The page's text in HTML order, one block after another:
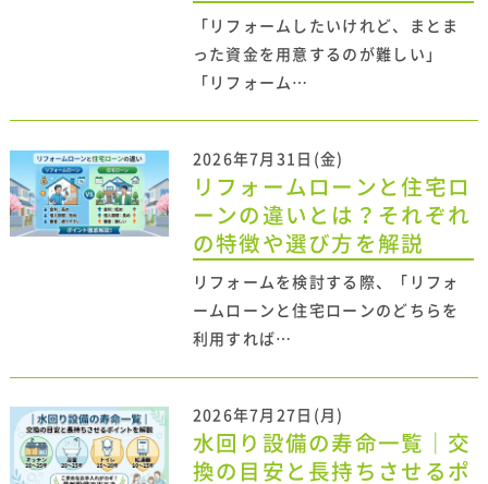
「リフォームしたいけれど、まとま
った資金を用意するのが難しい」
「リフォーム…
2026年7月31日(金)
リフォームローンと住宅ロ
ーンの違いとは？それぞれ
の特徴や選び方を解説
リフォームを検討する際、「リフォ
ームローンと住宅ローンのどちらを
利用すれば…
2026年7月27日(月)
水回り設備の寿命一覧｜交
換の目安と長持ちさせるポ